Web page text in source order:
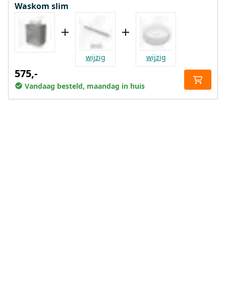
Waskom slim
wijzig wijzig
575,-
Vandaag besteld, maandag in huis